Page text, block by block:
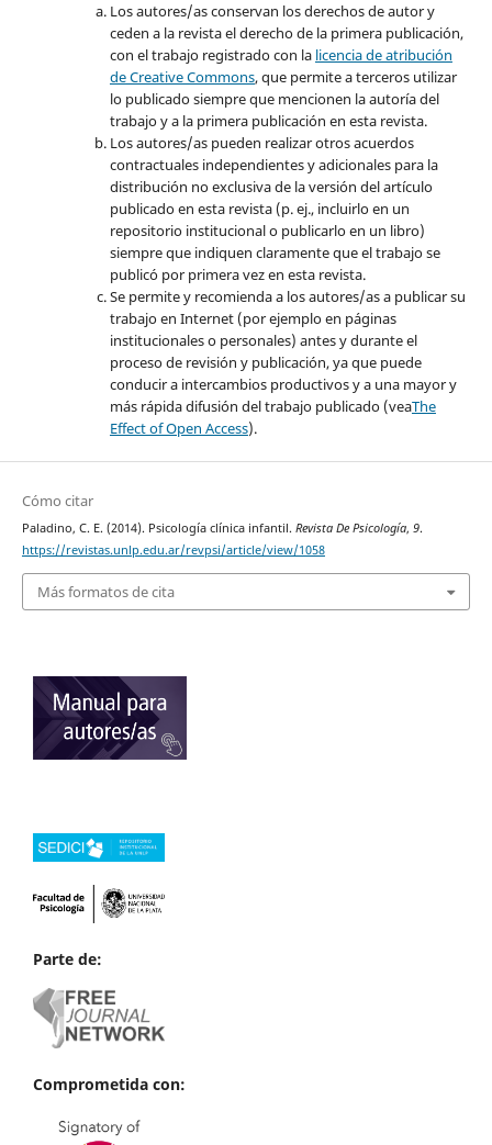
Los autores/as conservan los derechos de autor y
ceden a la revista el derecho de la primera publicación,
con el trabajo registrado con la licencia de atribución
de Creative Commons, que permite a terceros utilizar
lo publicado siempre que mencionen la autoría del
trabajo y a la primera publicación en esta revista.
Los autores/as pueden realizar otros acuerdos
contractuales independientes y adicionales para la
distribución no exclusiva de la versión del artículo
publicado en esta revista (p. ej., incluirlo en un
repositorio institucional o publicarlo en un libro)
siempre que indiquen claramente que el trabajo se
publicó por primera vez en esta revista.
Se permite y recomienda a los autores/as a publicar su
trabajo en Internet (por ejemplo en páginas
institucionales o personales) antes y durante el
proceso de revisión y publicación, ya que puede
conducir a intercambios productivos y a una mayor y
más rápida difusión del trabajo publicado (veaThe
Effect of Open Access).
Cómo citar
Paladino, C. E. (2014). Psicología clínica infantil. Revista De Psicología, 9.
https://revistas.unlp.edu.ar/revpsi/article/view/1058
Más formatos de cita
Parte de:
Comprometida con: